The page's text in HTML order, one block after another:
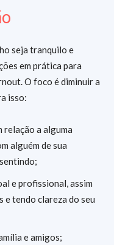
seja tranquilo e
em prática para
O foco é diminuir a
isso:
relação a alguma
alguém de sua
e profissional, assim
e tendo clareza do seu
e amigos;